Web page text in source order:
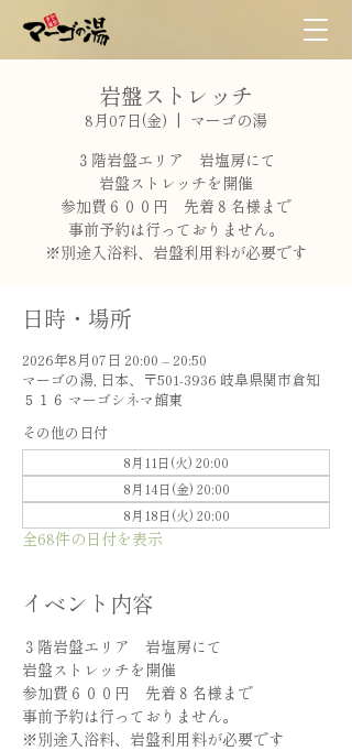
岩盤ストレッチ
8月07日(金)
  |
マーゴの湯
３階岩盤エリア 岩塩房にて
岩盤ストレッチを開催
参加費６００円 先着８名様まで
事前予約は行っておりません。
※別途入浴料、岩盤利用料が必要です
日時・場所
2026年8月07日 20:00 – 20:50
マーゴの湯, 日本、〒501-3936 岐阜県関市倉知
５１６ マーゴシネマ館東
その他の日付
8月11日(火) 20:00
8月14日(金) 20:00
8月18日(火) 20:00
全68件の日付を表示
イベント内容
３階岩盤エリア　岩塩房にて
岩盤ストレッチを開催
参加費６００円　先着８名様まで
事前予約は行っておりません。
※別途入浴料、岩盤利用料が必要です